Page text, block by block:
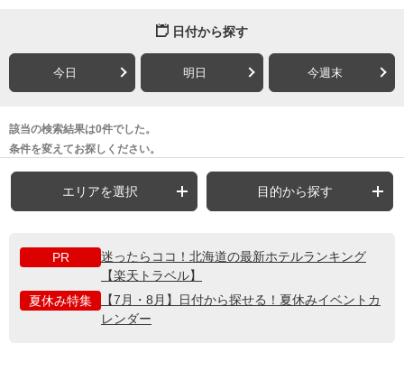
日付から探す
今日 明日 今週末
該当の検索結果は0件でした。
条件を変えてお探しください。
エリアを選択 目的から探す
PR
迷ったらココ！北海道の最新ホテルランキング
【楽天トラベル】
夏休み特集
【7月・8月】日付から探せる！夏休みイベントカ
レンダー